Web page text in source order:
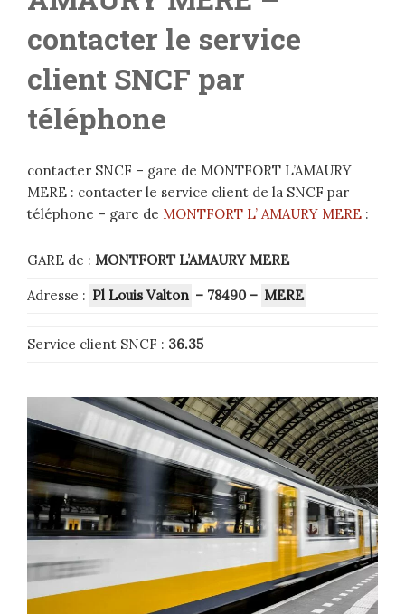
contacter le service
client SNCF par
téléphone
contacter SNCF – gare de MONTFORT L’AMAURY
MERE : contacter le service client de la SNCF par
téléphone – gare de MONTFORT L’ AMAURY MERE :
GARE de : MONTFORT L’AMAURY MERE
Adresse : Pl Louis Valton – 78490 – MERE
Service client SNCF : 36.35